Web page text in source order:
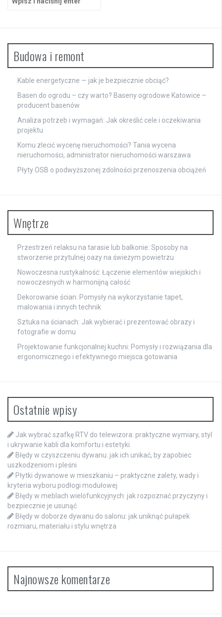
Budowa i remont
Kable energetyczne — jak je bezpiecznie obciąć?
Basen do ogrodu – czy warto? Baseny ogrodowe Katowice –
producent basenów
Analiza potrzeb i wymagań: Jak określić cele i oczekiwania
projektu
Komu zlecić wycenę nieruchomości? Tania wycena
nieruchomości, administrator nieruchomości warszawa
Płyty OSB o podwyższonej zdolności przenoszenia obciążeń
Wnętrze
Przestrzeń relaksu na tarasie lub balkonie: Sposoby na
stworzenie przytulnej oazy na świeżym powietrzu
Nowoczesna rustykalność: Łączenie elementów wiejskich i
nowoczesnych w harmonijną całość
Dekorowanie ścian: Pomysły na wykorzystanie tapet,
malowania i innych technik
Sztuka na ścianach: Jak wybierać i prezentować obrazy i
fotografie w domu
Projektowanie funkcjonalnej kuchni: Pomysły i rozwiązania dla
ergonomicznego i efektywnego miejsca gotowania
Ostatnie wpisy
Jak wybrać szafkę RTV do telewizora: praktyczne wymiary, styl
i ukrywanie kabli dla komfortu i estetyki
Błędy w czyszczeniu dywanu: jak ich unikać, by zapobiec
uszkodzeniom i pleśni
Płytki dywanowe w mieszkaniu – praktyczne zalety, wady i
kryteria wyboru podłogi modułowej
Błędy w meblach wielofunkcyjnych: jak rozpoznać przyczyny i
bezpiecznie je usunąć
Błędy w doborze dywanu do salonu: jak uniknąć pułapek
rozmiaru, materiału i stylu wnętrza
Najnowsze komentarze